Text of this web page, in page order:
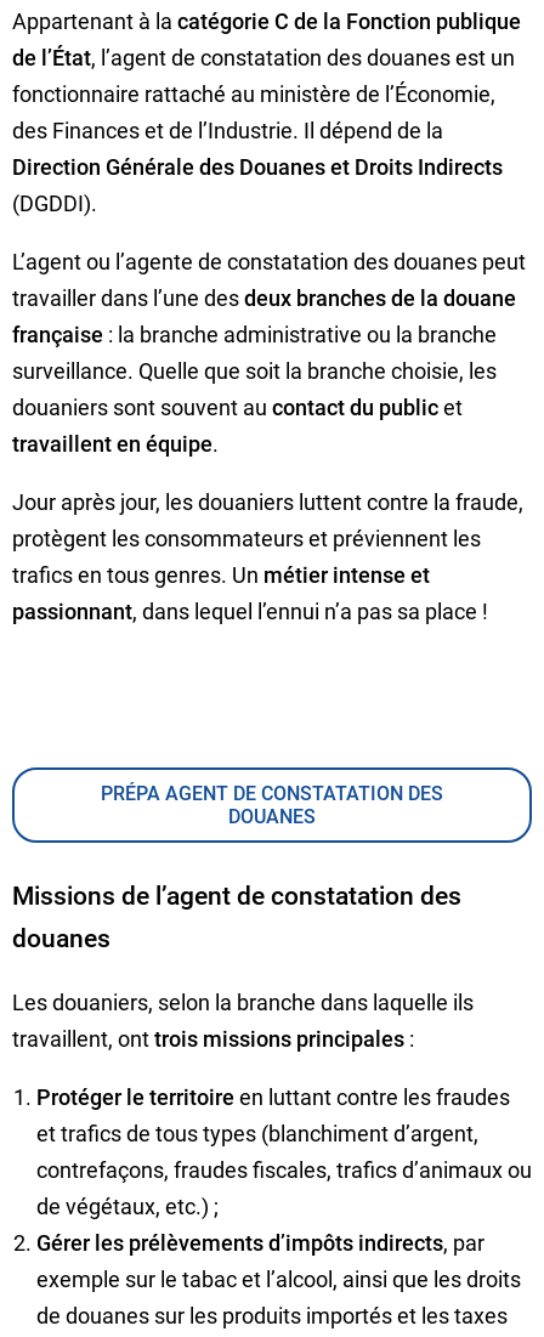
Appartenant à la catégorie C de la Fonction publique
de l’État, l’agent de constatation des douanes est un
fonctionnaire rattaché au ministère de l’Économie,
des Finances et de l’Industrie. Il dépend de la
Direction Générale des Douanes et Droits Indirects
(DGDDI).
L’agent ou l’agente de constatation des douanes peut
travailler dans l’une desdeux branches de la douane
française : la branche administrative ou la branche
surveillance. Quelle que soit la branche choisie, les
douaniers sont souvent au contact du publicet
travaillent en équipe.
Jour après jour, les douaniers luttent contre la fraude,
protègent les consommateurs et préviennent les
trafics en tous genres. Un métier intense et
passionnant, dans lequel l’ennui n’a pas sa place !
PRÉPA AGENT DE CONSTATATION DES
DOUANES
Missions de l’agent de constatation des
douanes
Les douaniers, selon la branche dans laquelle ils
travaillent, onttrois missions principales :
Protéger le territoire en luttant contre les fraudes
et trafics de tous types (blanchiment d’argent,
contrefaçons, fraudes fiscales, trafics d’animaux ou
de végétaux, etc.) ;
Gérer les prélèvements d’impôts indirects, par
exemple sur le tabac et l’alcool, ainsi que les droits
de douanes sur les produits importés et les taxes